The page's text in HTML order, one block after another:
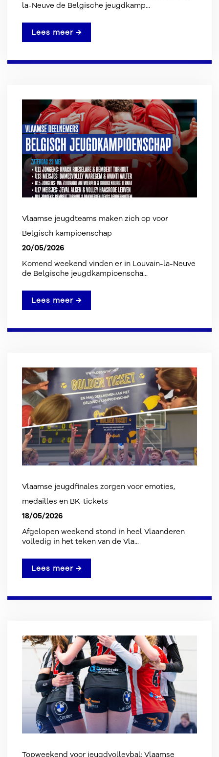
la-Neuve de Belgische jeugdkamp...
Lees meer →
Vlaamse jeugdteams maken zich op voor
Belgisch kampioenschap
20/05/2026
Komend weekend vinden er in Louvain-la-Neuve
de Belgische jeugdkampioenscha...
Lees meer →
Vlaamse jeugdfinales zorgen voor emoties,
medailles en BK-tickets
18/05/2026
Afgelopen weekend stond in heel Vlaanderen
volledig in het teken van de Vla...
Lees meer →
Topweekend voor jeugdvolleybal: Vlaamse